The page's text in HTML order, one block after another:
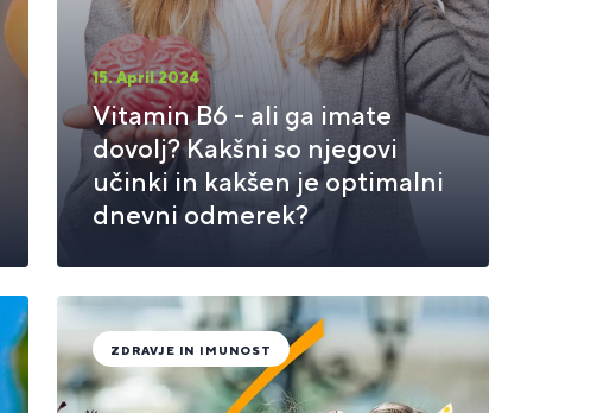
15. April 2024
Vitamin B6 - ali ga imate
dovolj? Kakšni so njegovi
učinki in kakšen je optimalni
dnevni odmerek?
ZDRAVJE IN IMUNOST